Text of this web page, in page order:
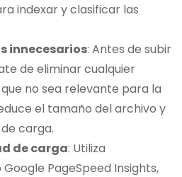
indexar y clasificar las
innecesarios: Antes de subir
de eliminar cualquier
no sea relevante para la
el tamaño del archivo y
carga.
de carga: Utiliza
PageSpeed Insights,